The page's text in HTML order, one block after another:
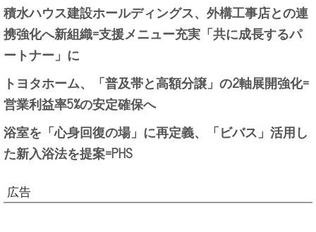
積水ハウス建設ホールディングス、外構工事店との連
携強化へ新組織=支援メニュー充実「共に成長するパ
ートナー」に
トヨタホーム、「普及帯と高額分譲」の2軸展開強化=
営業利益率5%の安定確保へ
浴室を「心身回復の場」に再定義、「ビバス」活用し
た新入浴法を提案=PHS
広告